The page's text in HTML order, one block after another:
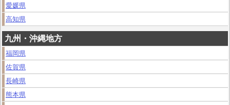
愛媛県
高知県
九州・沖縄地方
福岡県
佐賀県
長崎県
熊本県